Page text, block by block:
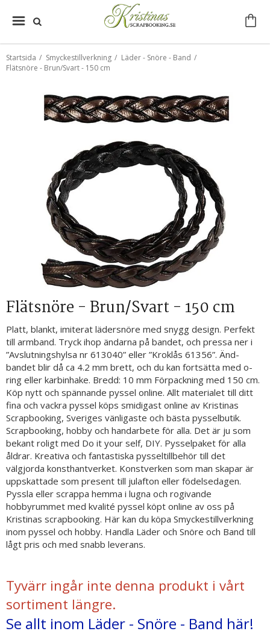
Startsida / Smyckestillverkning / Läder - Snöre - Band /
Flätsnöre - Brun/Svart - 150 cm
Flätsnöre - Brun/Svart - 150 cm
Platt, blankt, imiterat lädersnöre med snygg design. Perfekt
till armband. Tryck ihop ändarna på bandet, och pressa ner i
”Avslutningshylsa nr 613040” eller ”Kroklås 61356”. Änd-
bandet blir då ca 4.2 mm brett, och du kan fortsätta med o-
ring eller karbinhake. Bredd: 10 mm Förpackning med 150 cm.
Köp nytt och spännande pyssel online. Allt materialet till ditt
fina och vackra pyssel köps smidigast online av Kristinas
Scrapbooking, Sveriges vänligaste och bästa pysselbutik.
Scrapbooking, hobby och handarbete för alla. Det är ju som
bekant roligt med Do it your self, DIY. Pysselpaket för alla
åldrar. Kreativa och fantastiska pysseltillbehör till det
välgjorda konsthantverket. Konstverken som man skapar är
uppskattade som present till julafton eller födelsedagen.
Pyssla eller scrappa hemma i lugna och rogivande
hobbyrummet med kvalité pyssel köpt online av oss på
Kristinas scrapbooking. Här kan du köpa Smyckestillverkning
inom pyssel och hobby. Handla Läder och Snöre och Band till
lågt pris och med snabb leverans.
Tyvärr ingår inte denna produkt i vårt
sortiment längre.
Se allt inom Läder - Snöre - Band här!